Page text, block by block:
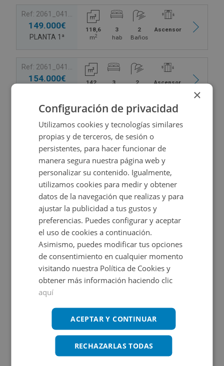
Llámenos para obtener más información, consultar
disponibilidad y concertar una visita
Ref: 2061_0419_PE0063
149.000€
PLANTA 1ª
118,6
m2
3
hab
2
Baños
Ascensor
Ref: 2061_0419_PE0064
154.000€
142
3
2
Ascensor
164.000€
PLANTA 2ª
135
2
Ascensor
Ref: 2061_0419_PE0072
164.500€
PLANTA 2ª
165,65
m2
3
hab
2
Baños
Ascensor
Ubicación
Ampliar mapa
Ver en mapa
×
Configuración de privacidad
Utilizamos cookies y tecnologías similares
propias y de terceros, de sesión o
persistentes, para hacer funcionar de
manera segura nuestra página web y
personalizar su contenido. Igualmente,
utilizamos cookies para medir y obtener
datos de la navegación que realizas y para
ajustar la publicidad a tus gustos y
preferencias. Puedes configurar y aceptar
el uso de cookies a continuación.
Asimismo, puedes modificar tus opciones
de consentimiento en cualquier momento
visitando nuestra Política de Cookies y
obtener más información haciendo clic
aquí
ACEPTAR Y CONTINUAR
RECHAZARLAS TODAS